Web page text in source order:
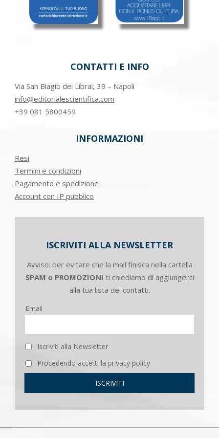
CONTATTI E INFO
Via San Biagio dei Librai, 39 – Napoli
info@editorialescientifica.com
+39 081 5800459
INFORMAZIONI
Resi
Termini e condizioni
Pagamento e spedizione
Account con IP pubblico
ISCRIVITI ALLA NEWSLETTER
Avviso: per evitare che la mail finisca nella cartella
SPAM o PROMOZIONI ti chiediamo di aggiungerci
alla tua lista dei contatti.
Email
Iscriviti alla Newsletter
Procedendo accetti la privacy policy